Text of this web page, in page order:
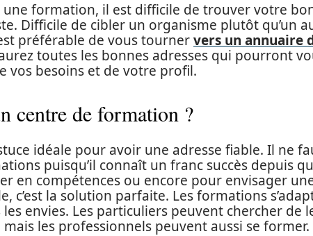
une formation, il est difficile de trouver votre
Difficile de cibler un organisme plutôt qu’un
préférable de vous tournervers un annuaire
toutes les bonnes adresses qui pourront
vos besoins et de votre profil.
centre de formation ?
idéale pour avoir une adresse fiable. Il ne
puisqu’il connaît un franc succès depuis
en compétences ou encore pour envisager
c’est la solution parfaite. Les formations
envies. Les particuliers peuvent chercher de
les professionnels peuvent aussi se former.